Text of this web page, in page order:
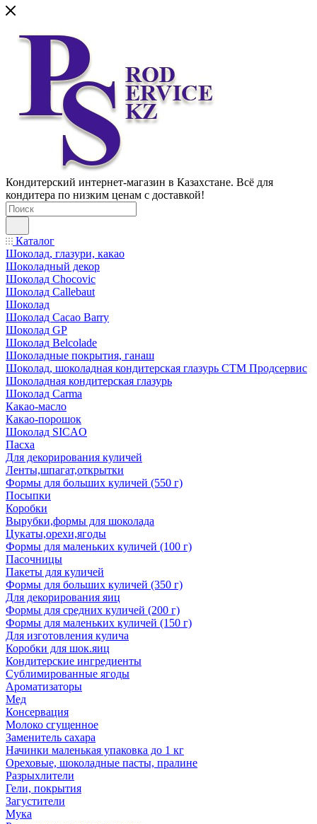
Кондитерский интернет-магазин в Казахстане. Всё для
кондитера по низким ценам с доставкой!
Каталог
Шоколад, глазури, какао
Шоколадный декор
Шоколад Chocovic
Шоколад Callebaut
Шоколад
Шоколад Cacao Barry
Шоколад GP
Шоколад Belcolade
Шоколадные покрытия, ганаш
Шоколад, шоколадная кондитерская глазурь СТМ Продсервис
Шоколадная кондитерская глазурь
Шоколад Carma
Какао-масло
Какао-порошок
Шоколад SICAO
Пасха
Для декорирования куличей
Ленты,шпагат,открытки
Формы для больших куличей (550 г)
Посыпки
Коробки
Вырубки,формы для шоколада
Цукаты,орехи,ягоды
Формы для маленьких куличей (100 г)
Пасочницы
Пакеты для куличей
Формы для больших куличей (350 г)
Для декорирования яиц
Формы для средних куличей (200 г)
Формы для маленьких куличей (150 г)
Для изготовления кулича
Коробки для шок.яиц
Кондитерские ингредиенты
Сублимированные ягоды
Ароматизаторы
Мед
Консервация
Молоко сгущенное
Заменитель сахара
Начинки маленькая упаковка до 1 кг
Ореховые, шоколадные пасты, пралине
Разрыхлители
Гели, покрытия
Загустители
Мука